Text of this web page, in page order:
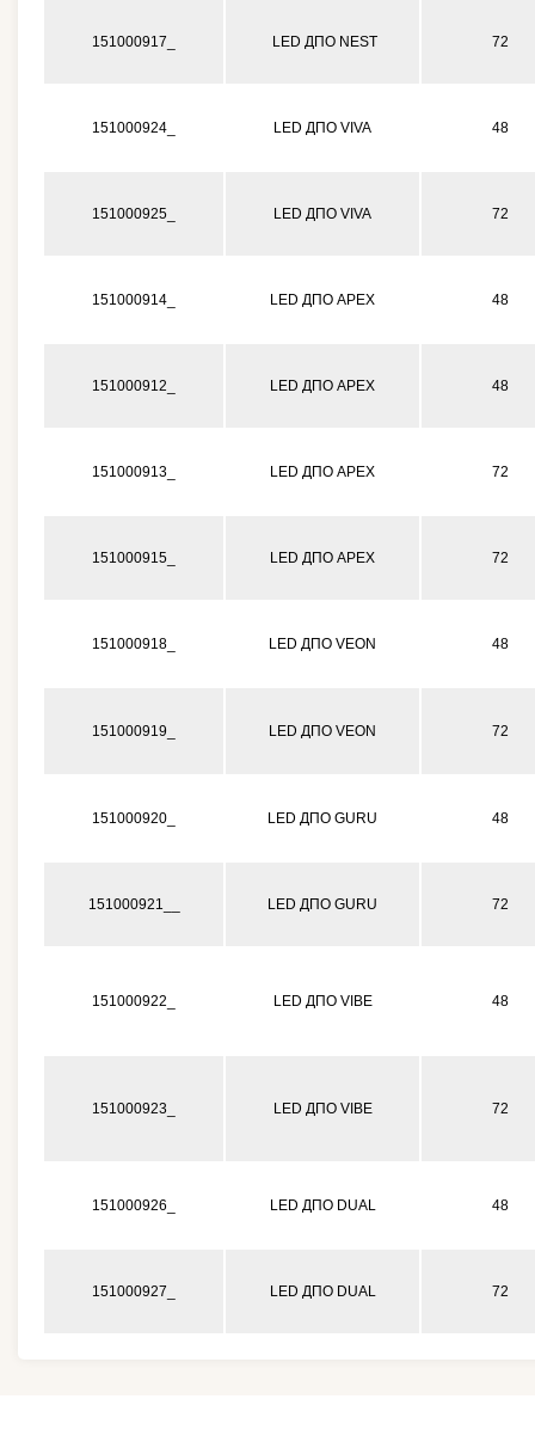
151000917_ LED ДПО NEST 72
151000924_ LED ДПО VIVA 48
151000925_ LED ДПО VIVA 72
151000914_ LED ДПО APEX 48
151000912_ LED ДПО APEX 48
151000913_ LED ДПО APEX 72
151000915_ LED ДПО APEX 72
151000918_ LED ДПО VEON 48
151000919_ LED ДПО VEON 72
151000920_ LED ДПО GURU 48
151000921__ LED ДПО GURU 72
151000922_ LED ДПО VIBE 48
151000923_ LED ДПО VIBE 72
151000926_ LED ДПО DUAL 48
151000927_ LED ДПО DUAL 72